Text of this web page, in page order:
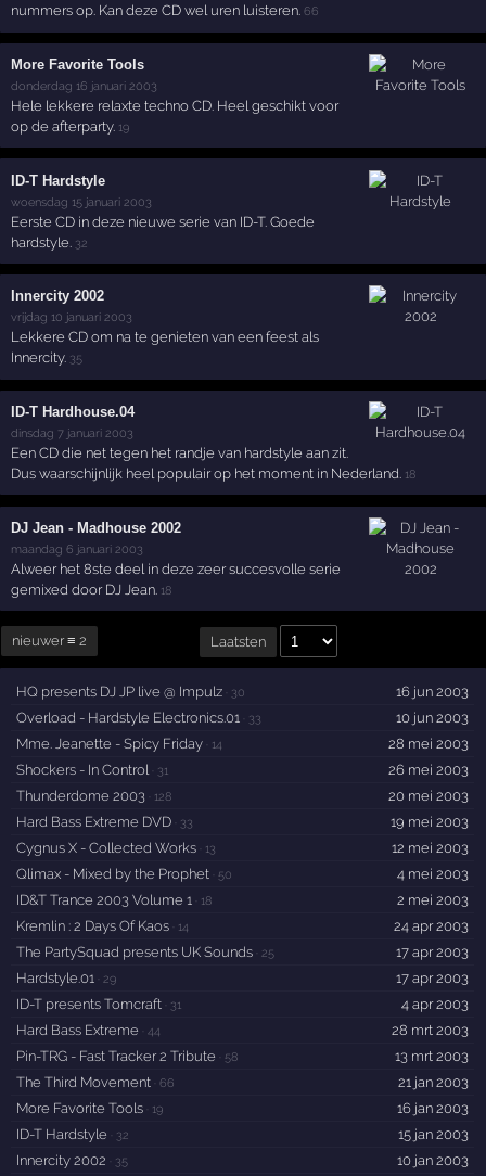
nummers op. Kan deze CD wel uren luisteren. 66
More Favorite Tools
donderdag 16 januari 2003
Hele lekkere relaxte techno CD. Heel geschikt voor
op de afterparty. 19
ID-T Hardstyle
woensdag 15 januari 2003
Eerste CD in deze nieuwe serie van ID-T. Goede
hardstyle. 32
Innercity 2002
vrijdag 10 januari 2003
Lekkere CD om na te genieten van een feest als
Innercity. 35
ID-T Hardhouse.04
dinsdag 7 januari 2003
Een CD die net tegen het randje van hardstyle aan zit.
Dus waarschijnlijk heel populair op het moment in Nederland. 18
DJ Jean - Madhouse 2002
maandag 6 januari 2003
Alweer het 8ste deel in deze zeer succesvolle serie
gemixed door DJ Jean. 18
nieuwer ≡ 2 Laatsten
HQ presents DJ JP live @ Impulz 30
16 jun 2003
Overload - Hardstyle Electronics.01
33
10 jun 2003
Mme. Jeanette - Spicy Friday
14
28 mei 2003
Shockers - In Control
31
26 mei 2003
Thunderdome 2003
128
20 mei 2003
Hard Bass Extreme DVD
33
19 mei 2003
Cygnus X - Collected Works
13
12 mei 2003
Qlimax - Mixed by the Prophet ·50
4 mei 2003
ID&T Trance 2003 Volume 1
18
2 mei 2003
Kremlin : 2 Days Of Kaos
14
24 apr 2003
The PartySquad presents UK Sounds
25
17 apr 2003
Hardstyle.01
29
17 apr 2003
ID-T presents Tomcraft
31
4 apr 2003
Hard Bass Extreme
·44
28 mrt 2003
Pin-TRG - Fast Tracker 2 Tribute
·58
13 mrt 2003
The Third Movement ·66
21 jan 2003
More Favorite Tools
19
16 jan 2003
ID-T Hardstyle
32
15 jan 2003
Innercity 2002
35 10 jan 2003